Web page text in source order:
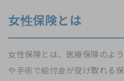
女性保険とは
女性保険とは、医療保険のよ
や手術で給付金が受け取れる